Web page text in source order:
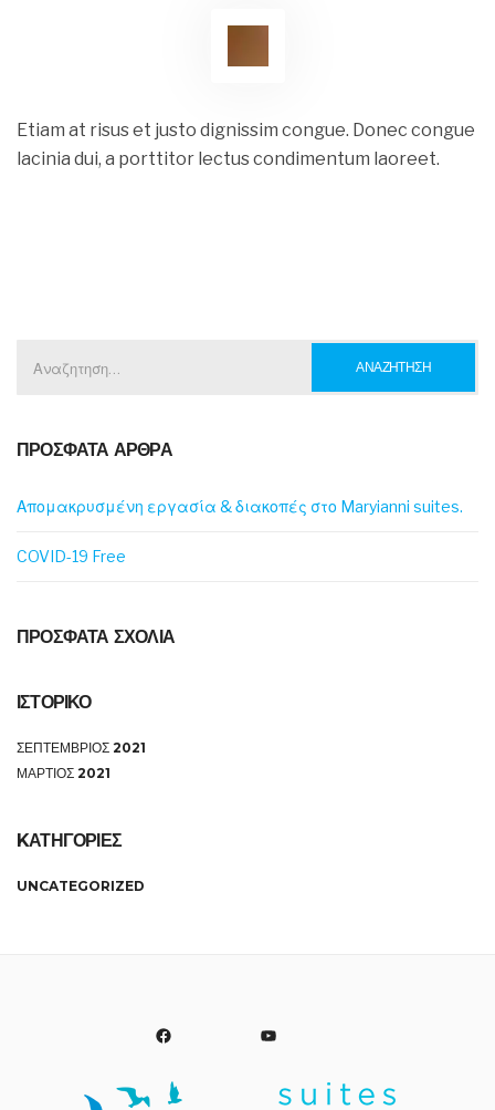
Etiam at risus et justo dignissim congue. Donec congue
lacinia dui, a porttitor lectus condimentum laoreet.
ΓΙΑ:
ΠΡΟΣΦΑΤΑ ΑΡΘΡΑ
Απομακρυσμένη εργασία & διακοπές στο Maryianni suites.
COVID-19 Free
ΠΡΟΣΦΑΤΑ ΣΧΟΛΙΑ
ΙΣΤΟΡΙΚΟ
ΣΕΠΤΕΜΒΡΙΟΣ 2021
ΜΑΡΤΙΟΣ 2021
KΑΤΗΓΟΡΙΕΣ
UNCATEGORIZED